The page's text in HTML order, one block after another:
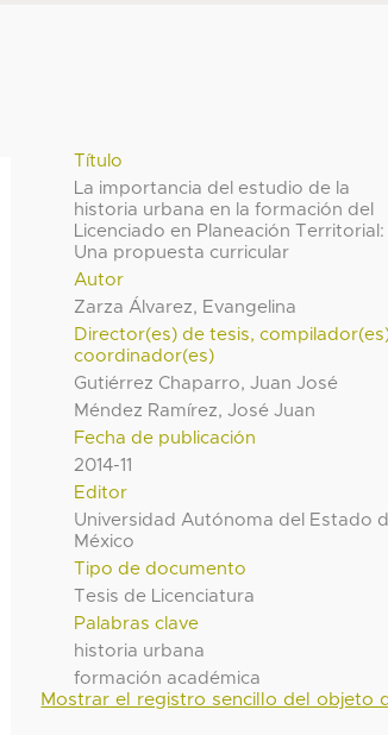
Título
La importancia del estudio de la
historia urbana en la formación del
Licenciado en Planeación Territorial:
Una propuesta curricular
Autor
Zarza Álvarez, Evangelina
Director(es) de tesis,
coordinador(es)
Gutiérrez Chaparro, Juan José
Méndez Ramírez, José Juan
Fecha de publicación
2014-11
Editor
Universidad Autónoma del Estado
México
Tipo de documento
Tesis de Licenciatura
Palabras clave
historia urbana
formación académica
Mostrar el registro sencillo del objeto